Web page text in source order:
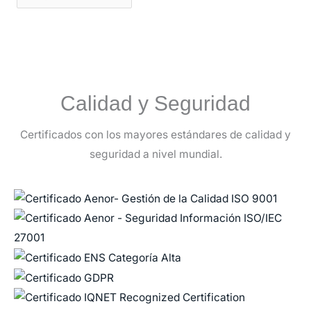
Calidad y Seguridad
Certificados con los mayores estándares de calidad y
seguridad a nivel mundial.